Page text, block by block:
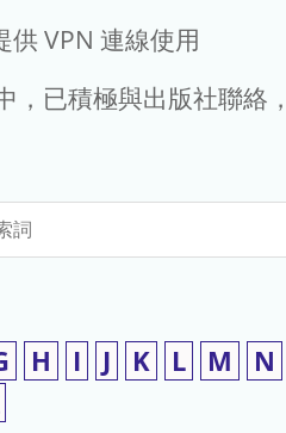
供 VPN 連線使用
，已積極與出版社聯絡
H I J K L M N